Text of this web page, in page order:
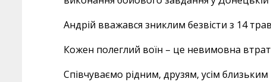
Андрій вважався зниклим безвісти з 14
Кожен полеглий воїн – це невимовна
Співчуваємо рідним, друзям, усім близьким